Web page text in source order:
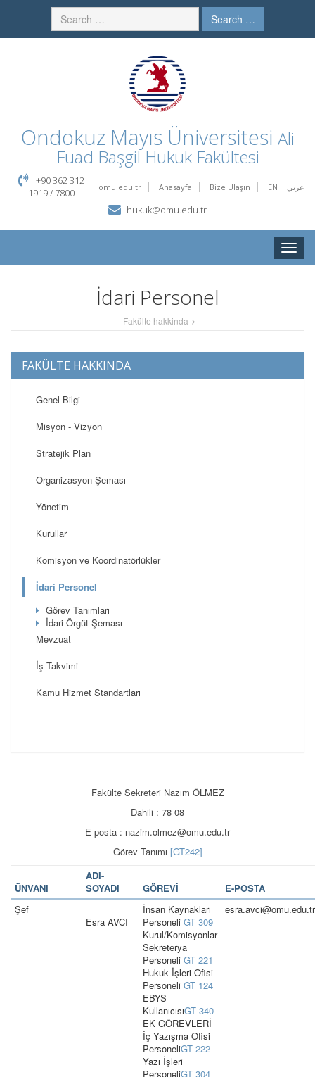
Search …
Ondokuz Mayıs Üniversitesi Ali
Fuad Başgil Hukuk Fakültesi
omu.edu.tr Anasayfa Bize Ulaşın EN عربي
+90 362 312
1919 / 7800
hukuk@omu.edu.tr
Toggle
İdari Personel
Fakülte hakkinda
FAKÜLTE HAKKINDA
Genel Bilgi
Misyon - Vizyon
Stratejik Plan
Organizasyon Şeması
Yönetim
Kurullar
Komisyon ve Koordinatörlükler
İdari Personel
Görev Tanımları
İdari Örgüt Şeması
Mevzuat
İş Takvimi
Kamu Hizmet Standartları
Fakülte Sekreteri Nazım ÖLMEZ
Dahili : 78 08
E-posta : nazim.olmez@omu.edu.tr
Görev Tanımı [GT242]
ÜNVANI
ADI-
SOYADI
GÖREVİ
E-POSTA
Şef
Esra AVCI
İnsan Kaynakları
Personeli GT 309
Kurul/Komisyonlar
Sekreterya
Personeli GT 221
Hukuk İşleri Ofisi
Personeli GT 124
EBYS
KullanıcısıGT 340
EK GÖREVLERİ
İç Yazışma Ofisi
PersoneliGT 222
Yazı İşleri
PersoneliGT 304
esra.avci@omu.edu.tr